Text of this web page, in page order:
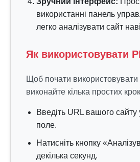
використанні панель
легко аналізувати сайт
Як використовувати
Щоб почати використовувати
виконайте кілька простих
Введіть URL вашого сайту
поле.
Натисніть кнопку
декілька секунд.